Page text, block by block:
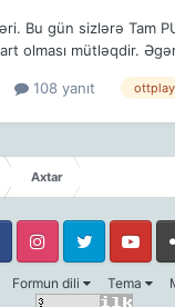
Bu gün sizlərə Tam
olması mütləqdir.
biləcəyinizi
108 yanıt
Axtar
Formun dili Tema
FacebookTwitter Youtube